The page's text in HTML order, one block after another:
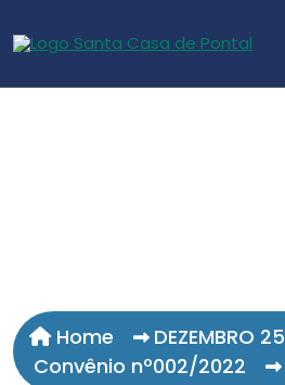
Home
DEZEMBRO 25
Convênio nº002/2022